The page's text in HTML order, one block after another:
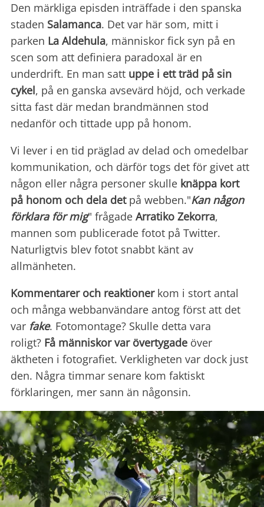
Den märkliga episden inträffade i den spanska
staden Salamanca. Det var här som, mitt i
parken La Aldehula, människor fick syn på en
scen som att definiera paradoxal är en
underdrift. En man satt uppe i ett träd på sin
cykel, på en ganska avsevärd höjd, och verkade
sitta fast där medan brandmännen stod
nedanför och tittade upp på honom.
Vi lever i en tid präglad av delad och omedelbar
kommunikation, och därför togs det för givet att
någon eller några personer skulle knäppa kort
på honom och dela detpå webben."Kan någon
förklara för mig" frågade Arratiko Zekorra,
mannen som publicerade fotot på Twitter.
Naturligtvis blev fotot snabbt känt av
allmänheten.
Kommentarer och reaktionerkom i stort antal
och många webbanvändare antog först att det
var fake. Fotomontage? Skulle detta vara
roligt? Få människor var övertygade över
äktheten i fotografiet. Verkligheten var dock just
den. Några timmar senare kom faktiskt
förklaringen, mer sann än någonsin.